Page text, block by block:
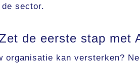
sector.
de eerste stap met
organisatie kan versterken?